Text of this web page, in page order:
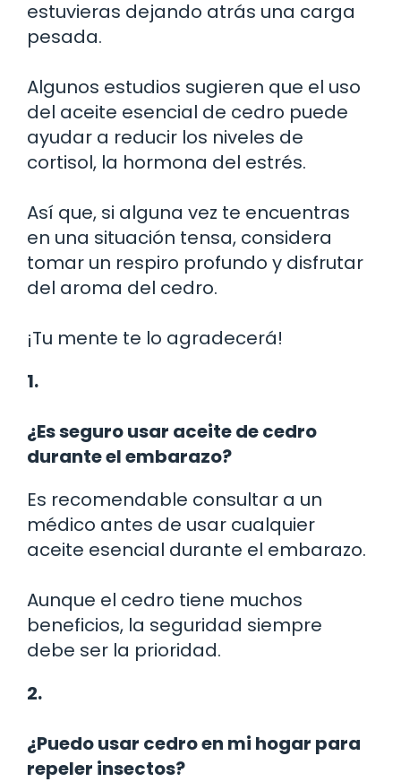
estuvieras dejando atrás una carga
pesada.
Algunos estudios sugieren que el uso
del aceite esencial de cedro puede
ayudar a reducir los niveles de
cortisol, la hormona del estrés.
Así que, si alguna vez te encuentras
en una situación tensa, considera
tomar un respiro profundo y disfrutar
del aroma del cedro.
¡Tu mente te lo agradecerá!
1.
¿Es seguro usar aceite de cedro
durante el embarazo?
Es recomendable consultar a un
médico antes de usar cualquier
aceite esencial durante el embarazo.
Aunque el cedro tiene muchos
beneficios, la seguridad siempre
debe ser la prioridad.
2.
¿Puedo usar cedro en mi hogar para
repeler insectos?